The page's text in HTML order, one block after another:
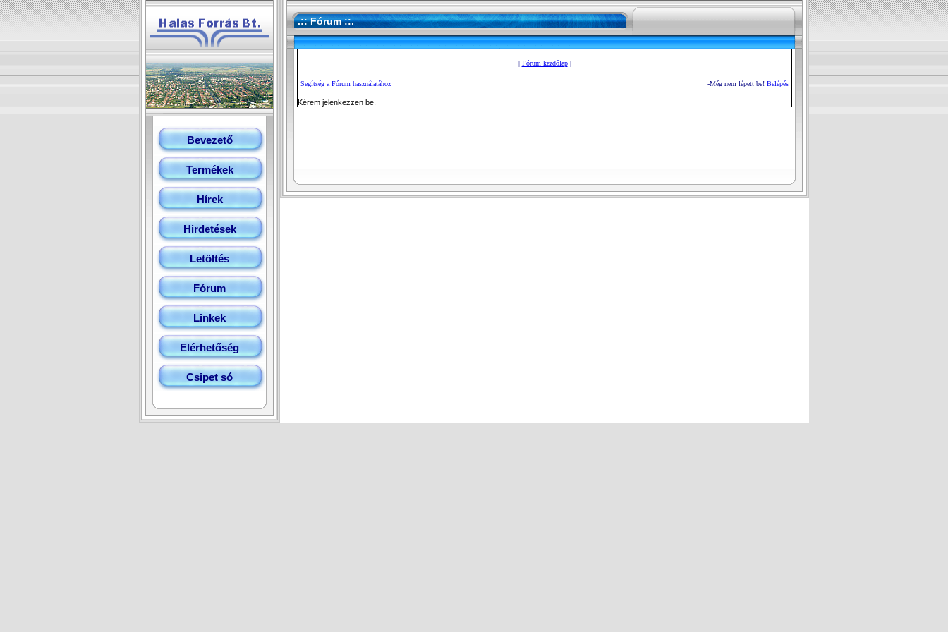
.:: Fórum ::.
Bevezető
Termékek
Hírek
Hirdetések
Letöltés
Fórum
Linkek
Elérhetőség
Csipet só
| Fórum kezdőlap|
Segítség a Fórum használatához -Még nem lépett be! Belépés
Kérem jelenkezzen be.